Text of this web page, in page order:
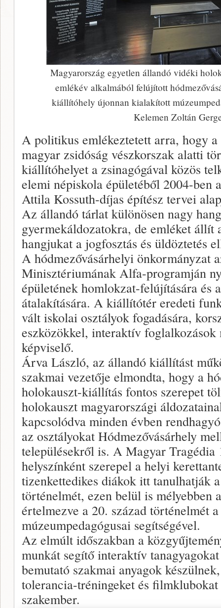
Magyarország egyetlen állandó vidéki
emlékév alkalmából felújított
kiállítóhely újonnan kialakított
Kelemen Zoltán
A politikus emlékeztetett arra, hogy a
magyar zsidóság vészkorszak alatti
kiállítóhelyet a zsinagógával közös
elemi népiskola épületéből 2004-ben
Attila Kossuth-díjas építész tervei
Az állandó tárlat különösen nagy
gyermekáldozatokra, de emléket
hangjukat a jogfosztás és üldöztetés
A hódmezővásárhelyi önkormányzat
Minisztériumának Alfa-programján
épületének homlokzat-felújítására és
átalakítására. A kiállítótér eredeti
vált iskolai osztályok fogadására,
eszközökkel, interaktív foglalkozások
képviselő.
Árva László, az állandó kiállítást
szakmai vezetője elmondta, hogy a
holokauszt-kiállítás fontos szerepet
holokauszt magyarországi
kapcsolódva minden évben
az osztályokat Hódmezővásárhely
településekről is. A Magyar
helyszínként szerepel a helyi
tizenkettedikes diákok itt tanulhatják
történelmét, ezen belül is mélyebben
értelmezve a 20. század történelmét
múzeumpedagógusai segítségével.
Az elmúlt időszakban a
munkát segítő interaktív
bemutató szakmai anyagok
tolerancia-tréningeket és
szakember.